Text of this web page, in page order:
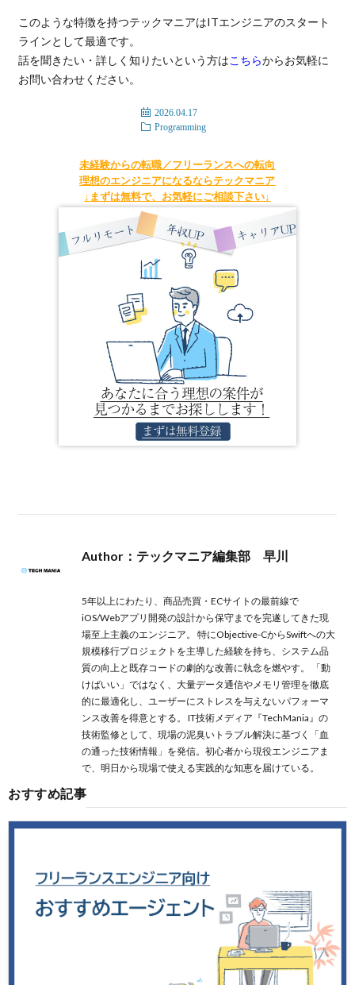
このような特徴を持つテックマニアはITエンジニアのスタート
ラインとして最適です。
話を聞きたい・詳しく知りたいという方はこちらからお気軽に
お問い合わせください。
2026.04.17
Programming
未経験からの転職／フリーランスへの転向
理想のエンジニアになるならテックマニア
↓まずは無料で、お気軽にご相談下さい↓
Author：テックマニア編集部 早川
5年以上にわたり、商品売買・ECサイトの最前線で
iOS/Webアプリ開発の設計から保守までを完遂してきた現
場至上主義のエンジニア。 特にObjective-CからSwiftへの大
規模移行プロジェクトを主導した経験を持ち、システム品
質の向上と既存コードの劇的な改善に執念を燃やす。 「動
けばいい」ではなく、大量データ通信やメモリ管理を徹底
的に最適化し、ユーザーにストレスを与えないパフォーマ
ンス改善を得意とする。 IT技術メディア『TechMania』の
技術監修として、現場の泥臭いトラブル解決に基づく「血
の通った技術情報」を発信。初心者から現役エンジニアま
で、明日から現場で使える実践的な知恵を届けている。
おすすめ記事